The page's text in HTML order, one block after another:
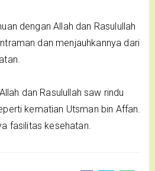
dengan Allah dan Rasulullah
dan menjauhkannya dari
dan Rasulullah saw rindu
kematian Utsman bin Affan.
fasilitas kesehatan.